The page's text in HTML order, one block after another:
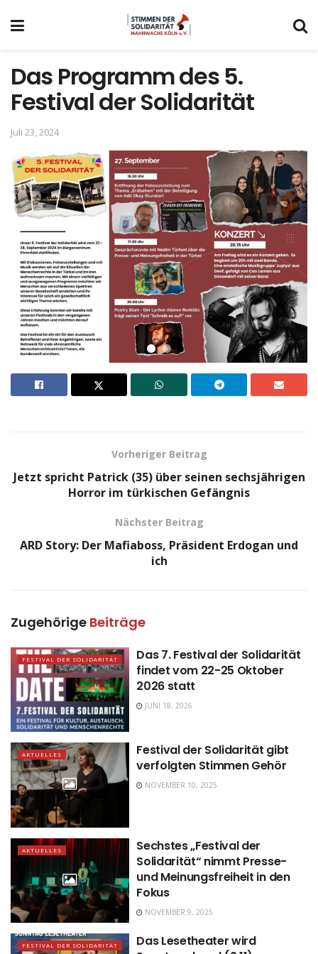
Das Programm des 5.
Festival der Solidarität
Juli 23, 2024
Vorheriger Beitrag
Jetzt spricht Patrick (35) über seinen sechsjährigen
Horror im türkischen Gefängnis
Nächster Beitrag
ARD Story: Der Mafiaboss, Präsident Erdogan und
ich
Zugehörige Beiträge
FESTIVAL DER SOLIDARITÄT
Das 7. Festival der Solidarität
findet vom 22-25 Oktober
2026 statt
JUNI 18, 2026
AKTUELLES
Festival der Solidarität gibt
verfolgten Stimmen Gehör
NOVEMBER 10, 2025
AKTUELLES
Sechstes „Festival der
Solidarität“ nimmt Presse-
und Meinungsfreiheit in den
Fokus
NOVEMBER 9, 2025
FESTIVAL DER SOLIDARITÄT
Das Lesetheater wird